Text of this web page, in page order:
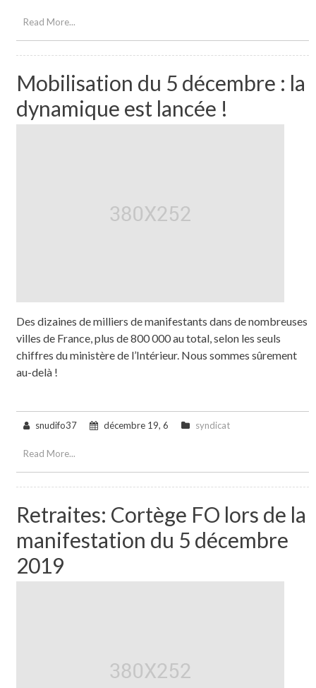
Read More...
Mobilisation du 5 décembre : la
dynamique est lancée !
Des dizaines de milliers de manifestants dans de nombreuses
villes de France, plus de 800 000 au total, selon les seuls
chiffres du ministère de l’Intérieur. Nous sommes sûrement
au-delà !
snudifo37 décembre 19, 6 syndicat
Read More...
Retraites: Cortège FO lors de la
manifestation du 5 décembre
2019